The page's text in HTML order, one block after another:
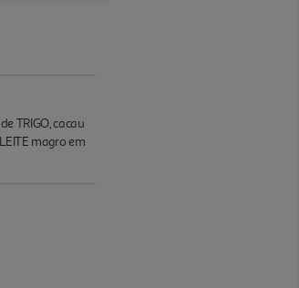
TRIGO, cacau
magro em